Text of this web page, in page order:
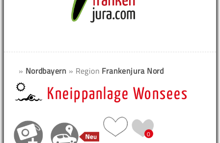
» Nordbayern » Region Frankenjura Nord
Kneippanlage Wonsees
0